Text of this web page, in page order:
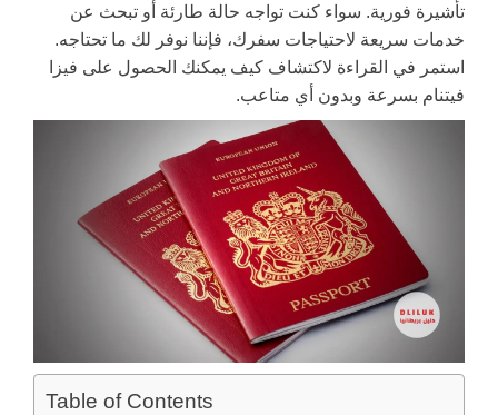
تأشيرة فورية. سواء كنت تواجه حالة طارئة أو تبحث عن
خدمات سريعة لاحتياجات سفرك، فإننا نوفر لك ما تحتاجه.
استمر في القراءة لاكتشاف كيف يمكنك الحصول على فيزا
فيتنام بسرعة وبدون أي متاعب.
Table of Contents